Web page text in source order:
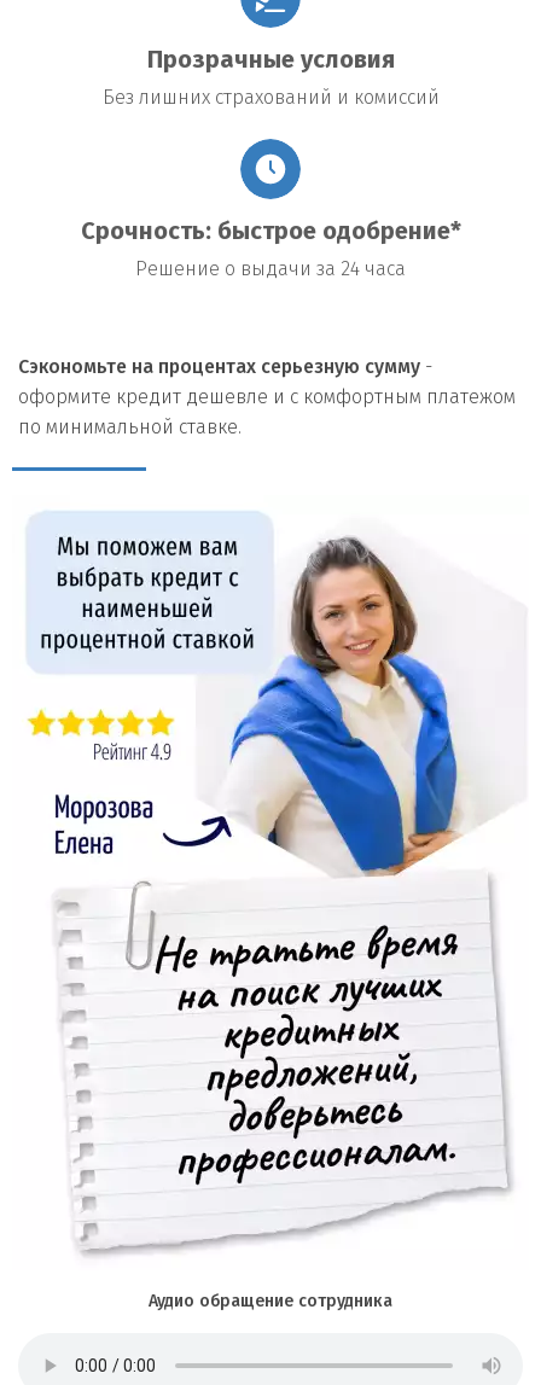
Прозрачные условия
Без лишних страхований и комиссий
Срочность: быстрое одобрение*
Решение о выдачи за 24 часа
Сэкономьте на процентах серьезную сумму -
оформите кредит дешевле и с комфортным платежом
по минимальной ставке.
Аудио обращение сотрудника